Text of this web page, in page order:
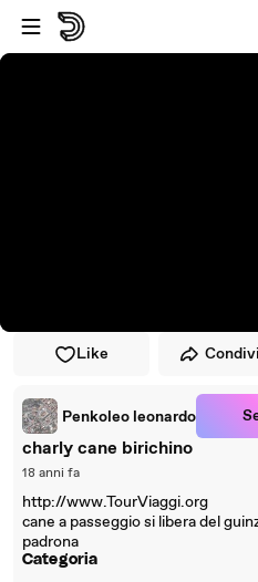
Vai al lettore
Passa al contenuto principale
Like
Penkoleo leonardo
charly cane birichino
18 anni fa
http://www.TourViaggi.org
cane a passeggio si libera del
padrona
Categoria